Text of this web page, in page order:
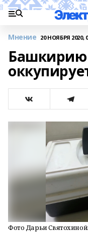
Мнение 20 НОЯБРЯ 2020,
Фото Дарьи Святохиной.